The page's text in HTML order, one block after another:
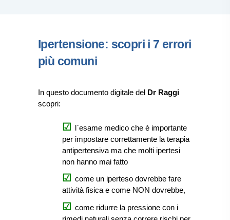
Ipertensione: scopri i 7 errori
più comuni
In questo documento digitale del Dr Raggi
scopri:
l`esame medico che è importante
per impostare correttamente la terapia
antipertensiva ma che molti ipertesi
non hanno mai fatto
come un iperteso dovrebbe fare
attività fisica e come NON dovrebbe,
come ridurre la pressione con i